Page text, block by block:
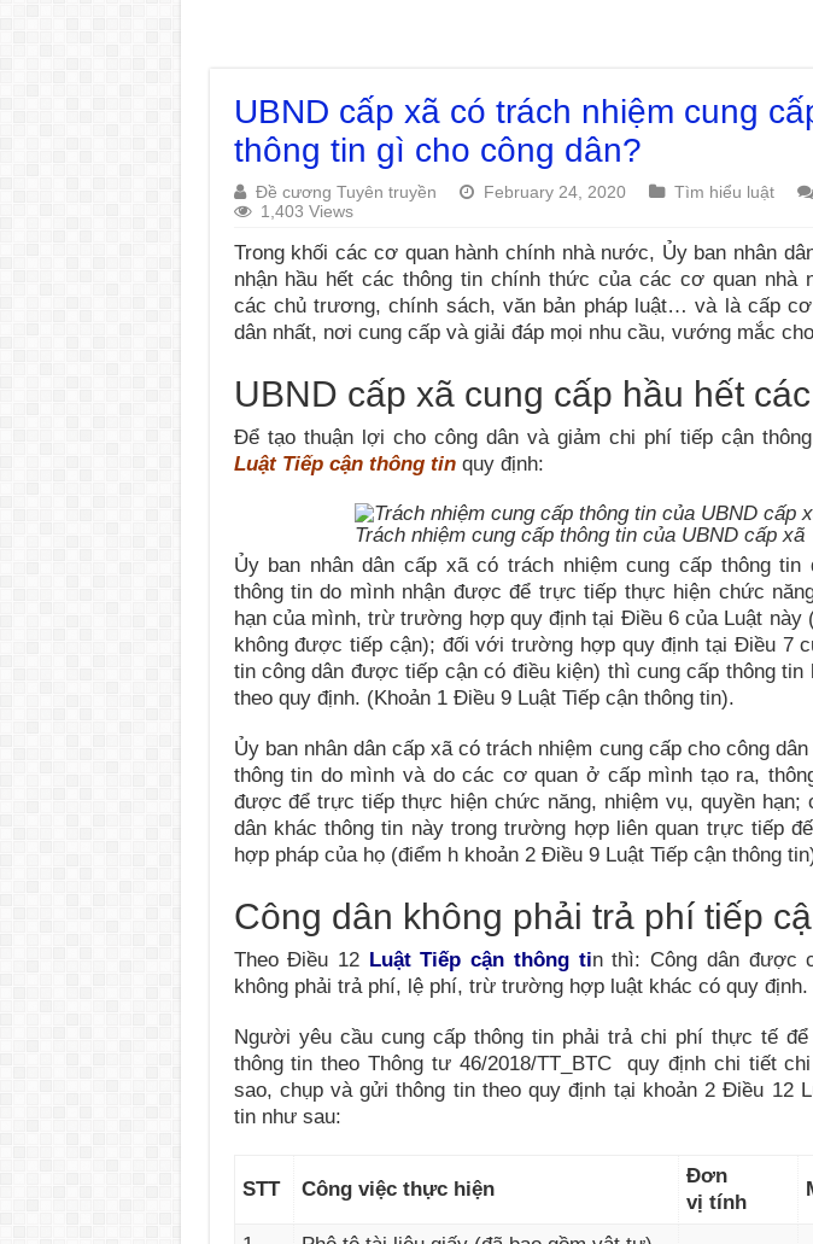
UBND cấp xã có trách nhiệm cung
thông tin gì cho công dân?
Đề cương Tuyên truyền February 24, 2020 Tìm hiểu luật
1,403 Views
Trong khối các cơ quan hành chính nhà nước, Ủy ban nhân
nhận hầu hết các thông tin chính thức của các cơ quan nhà
các chủ trương, chính sách, văn bản pháp luật… và là cấp
dân nhất, nơi cung cấp và giải đáp mọi nhu cầu, vướng mắc
UBND cấp xã cung cấp hầu hết
Để tạo thuận lợi cho công dân và giảm chi phí tiếp cận
Luật Tiếp cận thông tinquy định:
Trách nhiệm cung cấp thông tin của UBND cấp xã
Ủy ban nhân dân cấp xã có trách nhiệm cung cấp thông
thông tin do mình nhận được để trực tiếp thực hiện chức
hạn của mình, trừ trường hợp quy định tại Điều 6 của Luật này
không được tiếp cận); đối với trường hợp quy định tại Điều 7
tin công dân được tiếp cận có điều kiện) thì cung cấp thông tin
theo quy định. (Khoản 1 Điều 9 Luật Tiếp cận thông tin).
Ủy ban nhân dân cấp xã có trách nhiệm cung cấp cho công
thông tin do mình và do các cơ quan ở cấp mình tạo ra,
được để trực tiếp thực hiện chức năng, nhiệm vụ, quyền hạn;
dân khác thông tin này trong trường hợp liên quan trực tiếp
hợp pháp của họ (điểm h khoản 2 Điều 9 Luật Tiếp cận thông
Công dân không phải trả phí tiếp
Theo Điều 12 Luật Tiếp cận thông tin thì: Công dân được
không phải trả phí, lệ phí, trừ trường hợp luật khác có quy định.
Người yêu cầu cung cấp thông tin phải trả chi phí thực tế
thông tin theo Thông tư 46/2018/TT_BTCquy định chi tiết
sao, chụp và gửi thông tin theo quy định tại khoản 2 Điều 12
tin như sau:
STT Công việc thực hiện
Đơn
vị tính